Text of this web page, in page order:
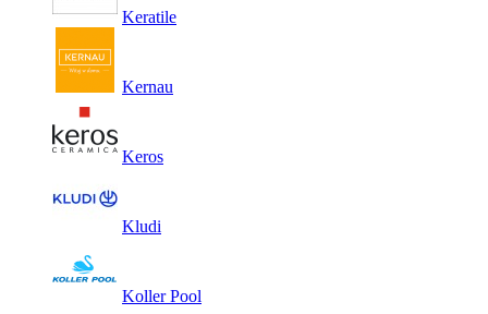
Keratile
Kernau
Keros
Kludi
Koller Pool